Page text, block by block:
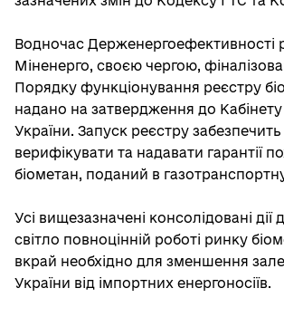
Водночас Держенергоефективності
Міненерго, своєю чергою,
Порядку функціонування реєстру
надано на затвердження до Кабінету
України. Запуск реєстру
верифікувати та надавати гарантії
біометан, поданий в
Усі вищезазначені консолідовані
світло повноцінній роботі ринку
вкрай необхідно для зменшення
України від імпортних енергоносіїв.